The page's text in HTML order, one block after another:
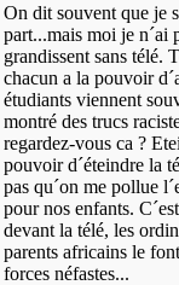
On dit souvent que je
part...mais moi je n´ai
grandissent sans télé.
chacun a la pouvoir
étudiants viennent
montré des trucs
regardez-vous ca ?
pouvoir d´éteindre la
pas qu´on me pollue
pour nos enfants.
devant la télé, les
parents africains le
forces néfastes...